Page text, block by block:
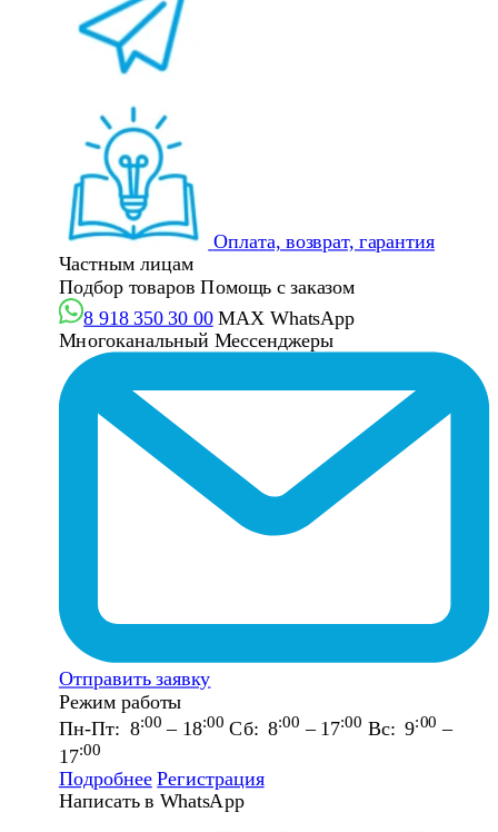
Оплата, возврат, гарантия
Частным лицам
Подбор товаров Помощь с заказом
8 918 350 30 00 MAX WhatsApp
Многоканальный Мессенджеры
Отправить заявку
Режим работы
Пн-Пт: 8:00 – 18:00 Сб: 8:00 – 17:00 Вс: 9:00 –
17:00
Подробнее Регистрация
Написать в WhatsApp